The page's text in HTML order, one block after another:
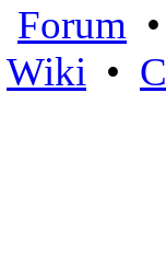
Forum
Wiki •